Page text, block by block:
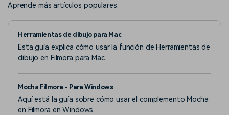
Aprende más artículos populares.
Herramientas de dibujo para Mac
Esta guía explica cómo usar la función de Herramientas de
dibujo en Filmora para Mac.
Mocha Filmora - Para Windows
Aquí está la guía sobre cómo usar el complemento Mocha
en Filmora en Windows.